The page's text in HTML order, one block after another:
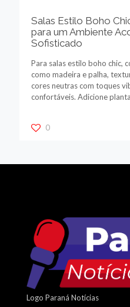
Salas Estilo Boho
para um Ambiente
Sofisticado
Para salas estilo boho chic,
como madeira e palha,
cores neutras com toques
confortáveis. Adicione
0
Logo Paraná Notícias